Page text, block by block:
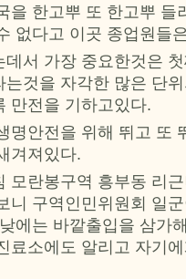
을 한고뿌 또 한고뿌 들
없다고 이곳 종업원들
데서 가장 중요한것은
는것을 자각한 많은 단
만전을 기하고있다.
명안전을 위해 뛰고 또
겨져있다.
모란봉구역 흥부동 리
니 구역인민위원회 일
에는 바깥출입을 삼가
료소에도 알리고 자기